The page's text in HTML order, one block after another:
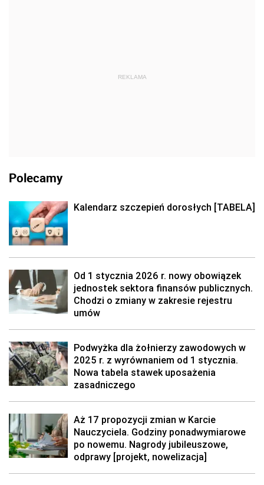
REKLAMA
Polecamy
Kalendarz szczepień dorosłych [TABELA]
Od 1 stycznia 2026 r. nowy obowiązek
jednostek sektora finansów publicznych.
Chodzi o zmiany w zakresie rejestru
umów
Podwyżka dla żołnierzy zawodowych w
2025 r. z wyrównaniem od 1 stycznia.
Nowa tabela stawek uposażenia
zasadniczego
Aż 17 propozycji zmian w Karcie
Nauczyciela. Godziny ponadwymiarowe
po nowemu. Nagrody jubileuszowe,
odprawy [projekt, nowelizacja]